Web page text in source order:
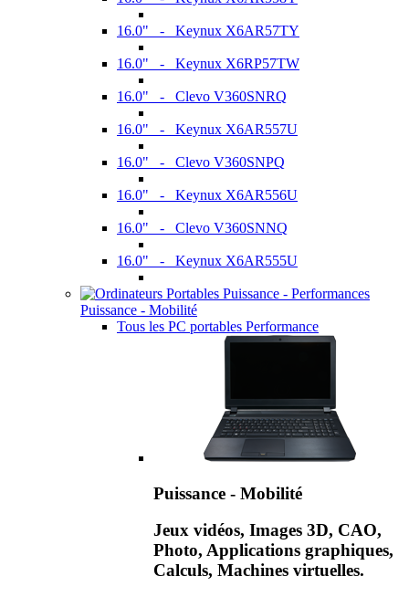
16.0" - Keynux X6AR57TY
16.0" - Keynux X6RP57TW
16.0" - Clevo V360SNRQ
16.0" - Keynux X6AR557U
16.0" - Clevo V360SNPQ
16.0" - Keynux X6AR556U
16.0" - Clevo V360SNNQ
16.0" - Keynux X6AR555U
Puissance - Mobilité
Tous les PC portables Performance
Puissance - Mobilité
Jeux vidéos, Images 3D, CAO,
Photo, Applications graphiques,
Calculs, Machines virtuelles.